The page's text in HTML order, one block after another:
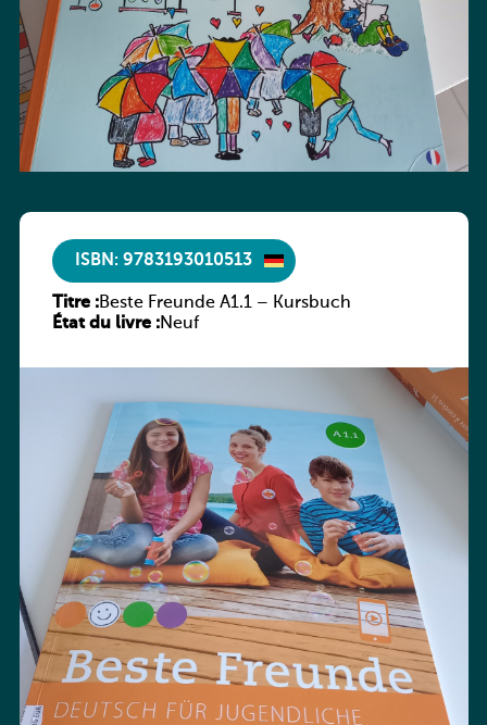
ISBN: 9783193010513
Titre :Beste Freunde A1.1 – Kursbuch
État du livre :Neuf